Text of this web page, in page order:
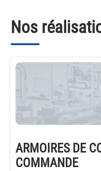
Nos
ARMOIRES DE
COMMANDE